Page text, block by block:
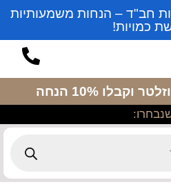
חב"ד – הנחות משמעותיות
כמויות!
וקבלו 10% הנחה